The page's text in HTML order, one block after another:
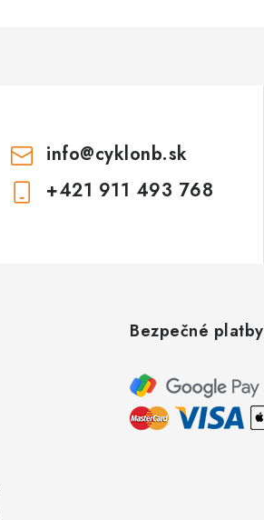
info@cyklonb.sk
+421 911 493 768
Bezpečné platby